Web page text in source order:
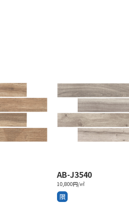
AB-J3540
10,800円/㎡
限